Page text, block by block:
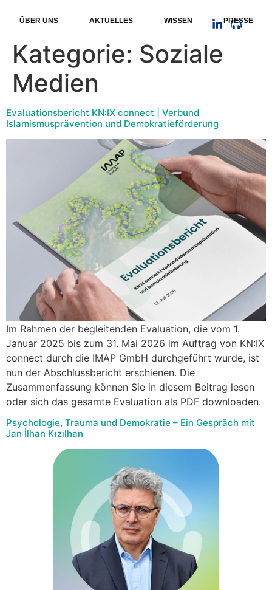
ÜBER UNS AKTUELLES WISSEN PRESSE
Kategorie: Soziale
Medien
Evaluationsbericht KN:IX connect | Verbund
Islamismusprävention und Demokratieförderung
Im Rahmen der begleitenden Evaluation, die vom 1.
Januar 2025 bis zum 31. Mai 2026 im Auftrag von KN:IX
connect durch die IMAP GmbH durchgeführt wurde, ist
nun der Abschlussbericht erschienen. Die
Zusammenfassung können Sie in diesem Beitrag lesen
oder sich das gesamte Evaluation als PDF downloaden.
Psychologie, Trauma und Demokratie – Ein Gespräch mit
Jan İlhan Kızılhan